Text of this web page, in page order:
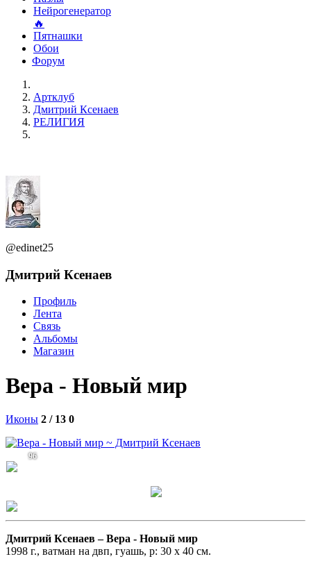
Нейрогенератор
🔥
Пятнашки
Обои
Форум
Артклуб
Дмитрий Ксенаев
РЕЛИГИЯ
@edinet25
Дмитрий Ксенаев
Профиль
Лента
Связь
Альбомы
Магазин
Вера - Новый мир
Иконы 2 / 13 0
96
Дмитрий Ксенаев –Вера - Новый мир
1998 г., ватман на двп, гуашь, р: 30 х 40 см.